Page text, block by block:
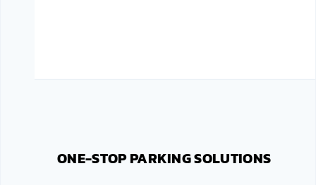
ONE-STOP PARKING SOLUTIONS